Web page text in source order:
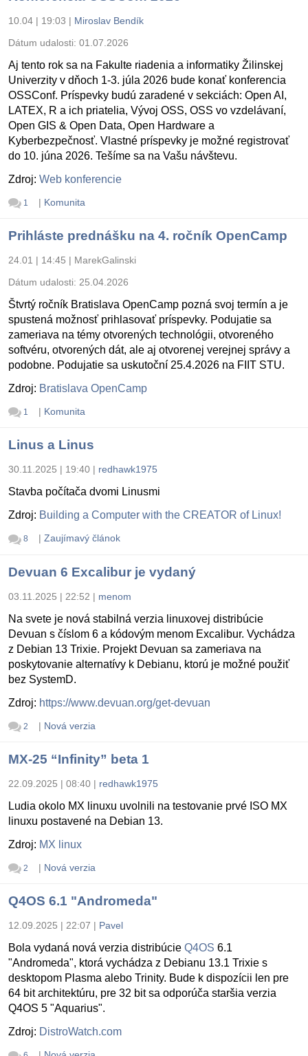
10.04 | 19:03 | Miroslav Bendík
Dátum udalosti: 01.07.2026
Aj tento rok sa na Fakulte riadenia a informatiky Žilinskej
Univerzity v dňoch 1-3. júla 2026 bude konať konferencia
OSSConf. Príspevky budú zaradené v sekciách: Open AI,
LATEX, R a ich priatelia, Vývoj OSS, OSS vo vzdelávaní,
Open GIS & Open Data, Open Hardware a
Kyberbezpečnosť. Vlastné príspevky je možné registrovať
do 10. júna 2026. Tešíme sa na Vašu návštevu.
Zdroj: Web konferencie
1 | Komunita
Prihláste prednášku na 4. ročník OpenCamp
24.01 | 14:45 | MarekGalinski
Dátum udalosti: 25.04.2026
Štvrtý ročník Bratislava OpenCamp pozná svoj termín a je
spustená možnosť prihlasovať príspevky. Podujatie sa
zameriava na témy otvorených technológii, otvoreného
softvéru, otvorených dát, ale aj otvorenej verejnej správy a
podobne. Podujatie sa uskutoční 25.4.2026 na FIIT STU.
Zdroj: Bratislava OpenCamp
1 | Komunita
Linus a Linus
30.11.2025 | 19:40 | redhawk1975
Stavba počítača dvomi Linusmi
Zdroj: Building a Computer with the CREATOR of Linux!
8 | Zaujímavý článok
Devuan 6 Excalibur je vydaný
03.11.2025 | 22:52 | menom
Na svete je nová stabilná verzia linuxovej distribúcie
Devuan s číslom 6 a kódovým menom Excalibur. Vychádza
z Debian 13 Trixie. Projekt Devuan sa zameriava na
poskytovanie alternatívy k Debianu, ktorú je možné použiť
bez SystemD.
Zdroj: https://www.devuan.org/get-devuan
2 | Nová verzia
MX-25 “Infinity” beta 1
22.09.2025 | 08:40 | redhawk1975
Ludia okolo MX linuxu uvolnili na testovanie prvé ISO MX
linuxu postavené na Debian 13.
Zdroj: MX linux
2 | Nová verzia
Q4OS 6.1 "Andromeda"
12.09.2025 | 22:07 | Pavel
Bola vydaná nová verzia distribúcie Q4OS 6.1
"Andromeda", ktorá vychádza z Debianu 13.1 Trixie s
desktopom Plasma alebo Trinity. Bude k dispozícii len pre
64 bit architektúru, pre 32 bit sa odporúča staršia verzia
Q4OS 5 "Aquarius".
Zdroj: DistroWatch.com